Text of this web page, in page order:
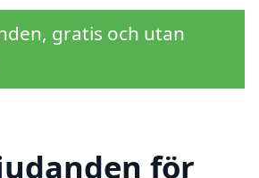
gratis och utan
för